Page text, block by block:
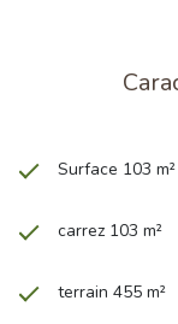
Surface 103 m²
carrez 103 m²
terrain 455 m²